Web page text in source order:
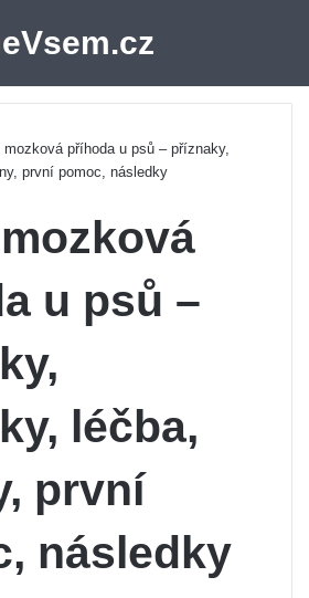
mozková příhoda u psů – příznaky,
první pomoc, následky
u psů –
léčba,
první
následky